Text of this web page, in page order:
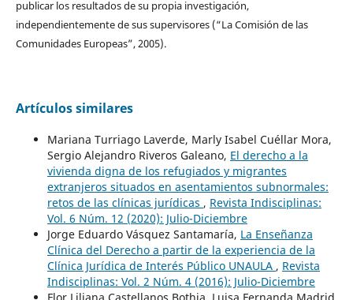
publicar los resultados de su propia investigación,
independientemente de sus supervisores (“La Comisión de las
Comunidades Europeas”, 2005).
Artículos similares
Mariana Turriago Laverde, Marly Isabel Cuéllar Mora,
Sergio Alejandro Riveros Galeano, El derecho a la
vivienda digna de los refugiados y migrantes
extranjeros situados en asentamientos subnormales:
retos de las clínicas jurídicas , Revista Indisciplinas:
Vol. 6 Núm. 12 (2020): Julio-Diciembre
Jorge Eduardo Vásquez Santamaría, La Enseñanza
Clínica del Derecho a partir de la experiencia de la
Clínica Jurídica de Interés Público UNAULA , Revista
Indisciplinas: Vol. 2 Núm. 4 (2016): Julio-Diciembre